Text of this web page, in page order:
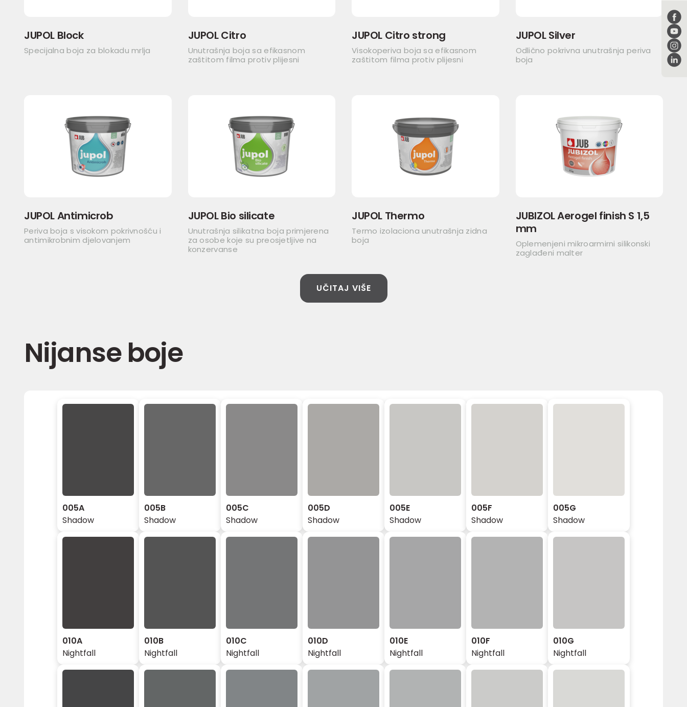
JUPOL Block
Specijalna boja za blokadu mrlja
JUPOL Citro
Unutrašnja boja sa efikasnom
zaštitom filma protiv plijesni
JUPOL Citro strong
Visokoperiva boja sa efikasnom
zaštitom filma protiv plijesni
JUPOL Silver
Odlično pokrivna unutrašnja periva
boja
JUPOL Antimicrob
Periva boja s visokom pokrivnošću i
antimikrobnim djelovanjem
JUPOL Bio silicate
Unutrašnja silikatna boja primjerena
za osobe koje su preosjetljive na
konzervanse
JUPOL Thermo
Termo izolaciona unutrašnja zidna
boja
JUBIZOL Aerogel finish S 1,5
mm
Oplemenjeni mikroarmirni silikonski
zaglađeni malter
UČITAJ VIŠE
Nijanse boje
005A
Shadow
005B
Shadow
005C
Shadow
005D
Shadow
005E
Shadow
005F
Shadow
005G
Shadow
010A
Nightfall
010B
Nightfall
010C
Nightfall
010D
Nightfall
010E
Nightfall
010F
Nightfall
010G
Nightfall